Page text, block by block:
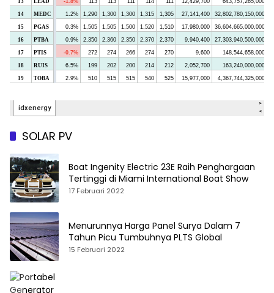
SOLAR PV
Boat Ingenity Electric 23E Raih Penghargaan
Tertinggi di Miami International Boat Show
17 Februari 2022
Menurunnya Harga Panel Surya Dalam 7
Tahun Picu Tumbuhnya PLTS Global
15 Februari 2022